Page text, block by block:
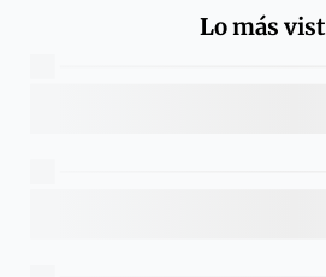
Lo más